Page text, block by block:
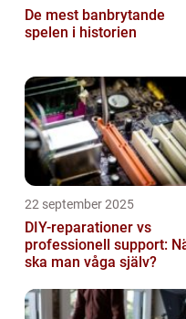
De mest banbrytande
spelen i historien
22 september 2025
DIY-reparationer vs
professionell support:
ska man våga själv?